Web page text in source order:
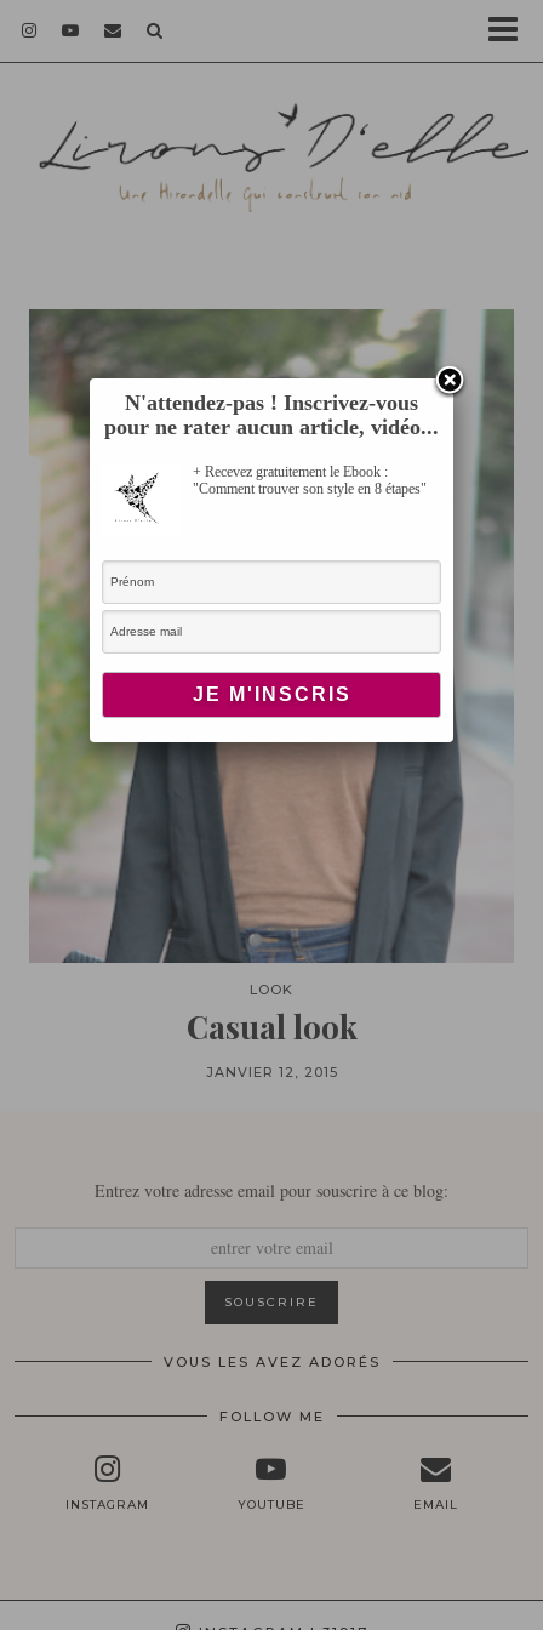
LOOK
Casual look
JANVIER 12, 2015
Entrez votre adresse email pour souscrire à ce blog:
VOUS LES AVEZ ADORÉS
FOLLOW ME
INSTAGRAM YOUTUBE EMAIL
N'attendez-pas ! Inscrivez-vous
pour ne rater aucun article, vidéo...
+ Recevez gratuitement le Ebook :
"Comment trouver son style en 8 étapes"